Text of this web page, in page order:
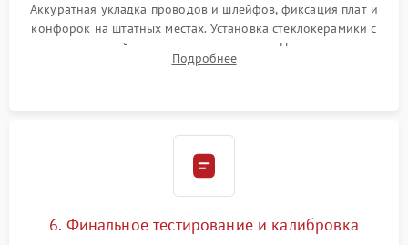
Аккуратная укладка проводов и шлейфов, фиксация плат и
конфорок на штатных местах. Установка стеклокерамики с
проверкой равномерности зазоров. Нанесение
термостойкого герметика или укладка уплотнительной
Подробнее
6. Финальное тестирование и калибровка